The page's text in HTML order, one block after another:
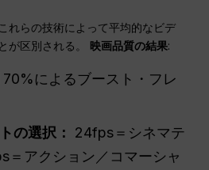
れらの技術によって平均的なビデ
が区別される。 映画品質の結果:
70%によるブースト・フレ
の選択：
24fps＝シネマテ
＝アクション／コマーシャ